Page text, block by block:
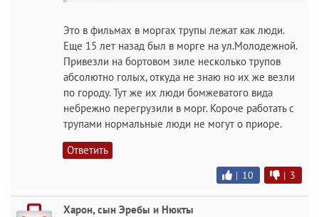
Это в фильмах в моргах трупы лежат как люди.
Еще 15 лет назад был в морге на ул.Молодежной.
Привезли на бортовом зиле несколько трупов
абсолютно голых, откуда не знаю но их же везли
по городу. Тут же их люди бомжеватого вида
небрежно перегрузили в морг. Короче работать с
трупами нормальные люди не могут о приоре.
Ответить
| 10 | 3
Харон, сын Эребы и Нюкты